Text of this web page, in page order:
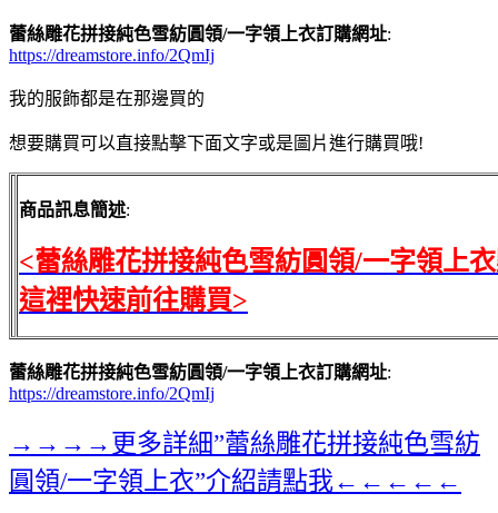
蕾絲雕花拼接純色雪紡圓領/一字領上衣訂購網址:
https://dreamstore.info/2QmIj
我的服飾都是在那邊買的
想要購買可以直接點擊下面文字或是圖片進行購買哦!
商品訊息簡述:
<蕾絲雕花拼接純色雪紡圓領/一字領上
這裡快速前往購買>
蕾絲雕花拼接純色雪紡圓領/一字領上衣訂購網址:
https://dreamstore.info/2QmIj
→→→→更多詳細”蕾絲雕花拼接純色雪紡
圓領/一字領上衣”介紹請點我←←←←←